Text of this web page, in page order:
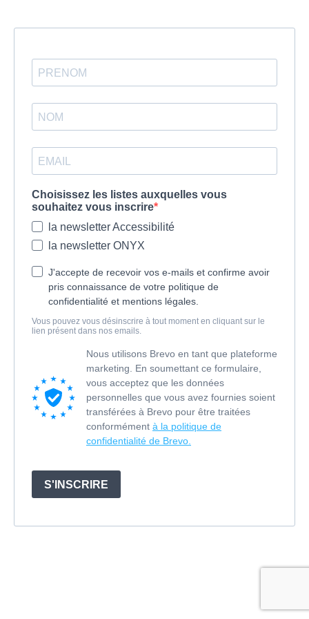
Choisissez les listes auxquelles vous
souhaitez vous inscrire
la newsletter Accessibilité
la newsletter ONYX
J'accepte de recevoir vos e-mails et confirme avoir
pris connaissance de votre politique de
confidentialité et mentions légales.
Vous pouvez vous désinscrire à tout moment en cliquant sur le
lien présent dans nos emails.
Nous utilisons Brevo en tant que plateforme
marketing. En soumettant ce formulaire,
vous acceptez que les données
personnelles que vous avez fournies soient
transférées à Brevo pour être traitées
conformément à la politique de
confidentialité de Brevo.
S'INSCRIRE